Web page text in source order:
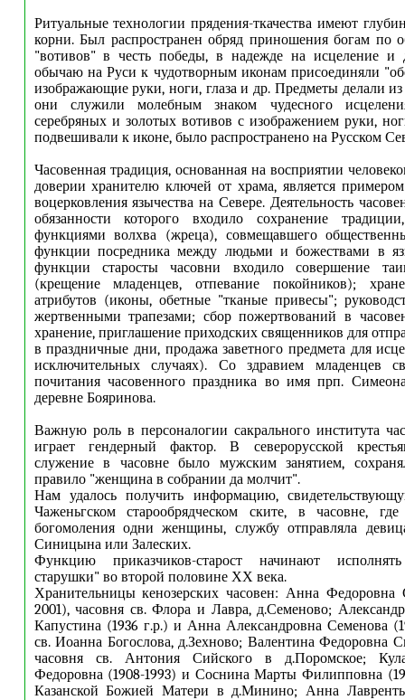
Ритуальные технологии прядения-ткачества имеют
корни. Был распространен обряд приношения богам по
"вотивов" в честь победы, в надежде на исцеление и
обычаю на Руси к чудотворным иконам присоединяли
изображающие руки, ноги, глаза и др. Предметы делали из
они служили молебным знаком чудесного
серебряных и золотых вотивов с изображением руки,
подвешивали к иконе, было распространено на Русском
Часовенная традиция, основанная на восприятии
доверии хранителю ключей от храма, является
воцерковления язычества на Севере. Деятельность
обязанности которого входило сохранение
функциями волхва (жреца), совмещавшего
функции посредника между людьми и божествами в
функции старосты часовни входило совершение
(крещение младенцев, отпевание покойников);
атрибутов (иконы, обетные "тканые привесы";
жертвенными трапезами; сбор пожертвований в
хранение, приглашение приходских священников для
в праздничные дни, продажа заветного предмета для
исключительных случаях). Со здравием младенцев
почитания часовенного праздника во имя прп.
деревне Бояринова.
Важную роль в персоналогии сакрального института
играет гендерный фактор. В северорусской
служение в часовне было мужским занятием,
правило "женщина в собрании да молчит".
Нам удалось получить информацию,
Чаженьгском старообрядческом ските, в часовне,
богомоления одни женщины, службу отправляла
Синицына или Залеских.
Функцию приказчиков-старост начинают
старушки" во второй половине ХХ века.
Хранительницы кенозерских часовен: Анна Федоровна
2001), часовня св. Флора и Лавра, д.Семеново;
Капустина (1936 г.р.) и Анна Александровна Семенова
св. Иоанна Богослова, д.Зехново; Валентина Федоровна
часовня св. Антония Сийского в д.Поромское;
Федоровна (1908-1993) и Соснина Марты Филипповна
Казанской Божией Матери в д.Минино; Анна